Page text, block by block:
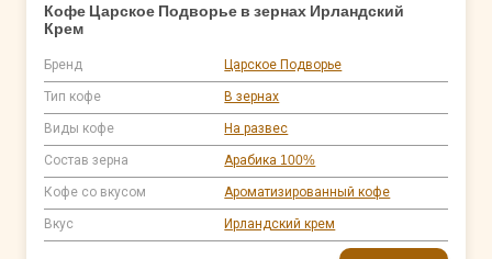
Кофе Царское Подворье в зернах Ирландский
Крем
Бренд Царское Подворье
Тип кофе В зернах
Виды кофе На развес
Состав зерна Арабика 100%
Кофе со вкусом Ароматизированный кофе
Вкус Ирландский крем